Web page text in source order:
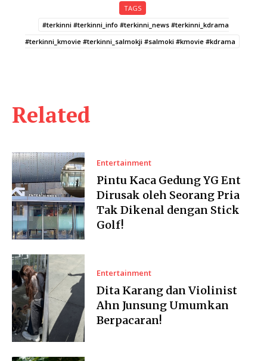
TAGS
#terkinni #terkinni_info #terkinni_news #terkinni_kdrama
#terkinni_kmovie #terkinni_salmokji #salmoki #kmovie #kdrama
Related
Entertainment
Pintu Kaca Gedung YG Ent
Dirusak oleh Seorang Pria
Tak Dikenal dengan Stick
Golf!
Entertainment
Dita Karang dan Violinist
Ahn Junsung Umumkan
Berpacaran!